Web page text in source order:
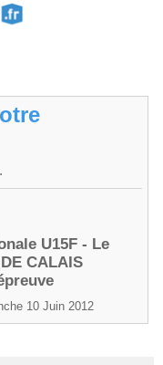
U15F - Le
CALAIS
10 Juin 2012